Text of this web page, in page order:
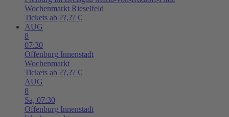
Wochenmarkt Rieselfeld
Tickets ab ??,?? €
AUG
8
07:30
Offenburg Innenstadt
Wochenmarkt
Tickets ab ??,?? €
AUG
8
Sa, 07:30
Offenburg Innenstadt